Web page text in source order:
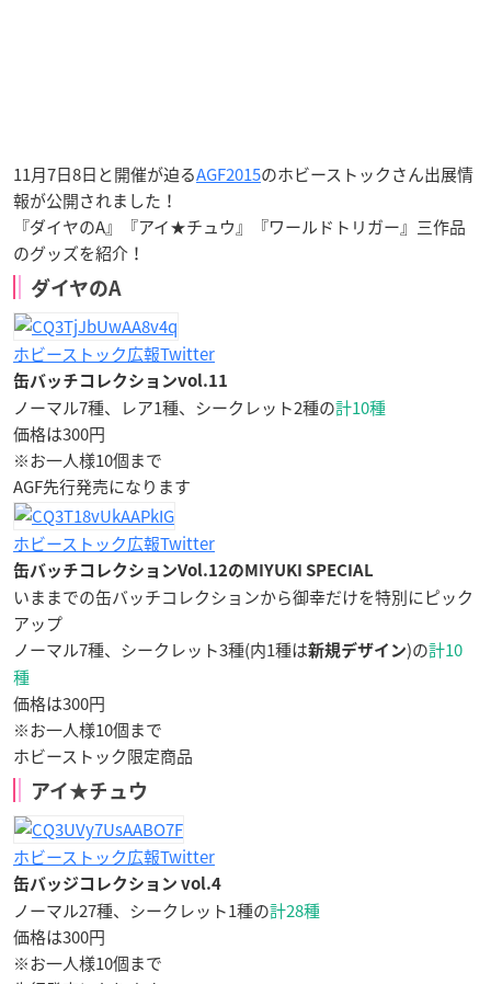
11月7日8日と開催が迫るAGF2015のホビーストックさん出展情
報が公開されました！
『ダイヤのA』『アイ★チュウ』『ワールドトリガー』三作品
のグッズを紹介！
ダイヤのA
ホビーストック広報Twitter
缶バッチコレクションvol.11
ノーマル7種、レア1種、シークレット2種の計10種
価格は300円
※お一人様10個まで
AGF先行発売になります
ホビーストック広報Twitter
缶バッチコレクションVol.12のMIYUKI SPECIAL
いままでの缶バッチコレクションから御幸だけを特別にピック
アップ
ノーマル7種、シークレット3種(内1種は新規デザイン)の計10
種
価格は300円
※お一人様10個まで
ホビーストック限定商品
アイ★チュウ
ホビーストック広報Twitter
缶バッジコレクション vol.4
ノーマル27種、シークレット1種の計28種
価格は300円
※お一人様10個まで